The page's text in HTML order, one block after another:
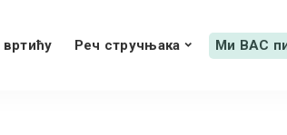
вртићу Реч стручњака Ми ВАС